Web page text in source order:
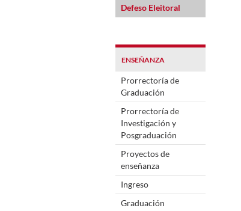
Defeso Eleitoral
ENSEÑANZA
Prorrectoría de
Graduación
Prorrectoría de
Investigación y
Posgraduación
Proyectos de
enseñanza
Ingreso
Graduación